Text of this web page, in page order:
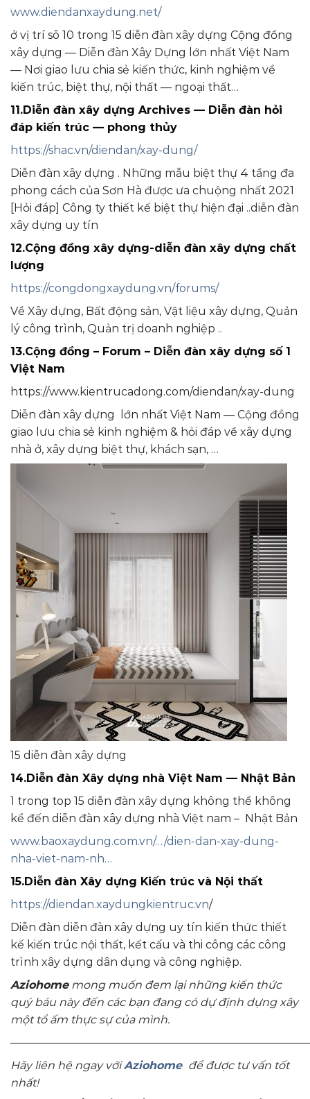
www.diendanxaydung.net/
ở vị trí sô 10 trong 15 diễn đàn xây dựng Cộng đồng
xây dựng — Diễn đàn Xây Dựng lớn nhất Việt Nam
— Nơi giao lưu chia sẻ kiến thức, kinh nghiệm về
kiến trúc, biệt thự, nội thất — ngoại thất…
11.Diễn đàn xây dựng Archives — Diễn đàn hỏi
đáp kiến trúc — phong thủy
https://shac.vn/diendan/xay-dung/
Diễn đàn xây dựng . Những mẫu biệt thự 4 tầng đa
phong cách của Sơn Hà được ưa chuộng nhất 2021
[Hỏi đáp] Công ty thiết kế biệt thự hiện đại ..diễn đàn
xây dựng uy tín
12.Cộng đồng xây dựng-diễn đàn xây dựng chất
lượng
https://congdongxaydung.vn/forums/
Về Xây dựng, Bất động sản, Vật liệu xây dựng, Quản
lý công trình, Quản trị doanh nghiệp ..
13.Cộng đồng – Forum – Diễn đàn xây dựng số 1
Việt Nam
https://www.kientrucadong.com/diendan/xay-dung
Diễn đàn xây dựng lớn nhất Việt Nam — Cộng đồng
giao lưu chia sẻ kinh nghiệm & hỏi đáp về xây dựng
nhà ở, xây dựng biệt thự, khách sạn, …
15 diễn đàn xây dựng
14.Diễn đàn Xây dựng nhà Việt Nam — Nhật Bản
1 trong top 15 diễn đàn xây dựng không thể không
kể đến diễn đàn xây dựng nhà Việt nam – Nhật Bản
www.baoxaydung.com.vn/…/dien-dan-xay-dung-
nha-viet-nam-nh…
15.Diễn đàn Xây dựng Kiến trúc và Nội thất
https://diendan.xaydungkientruc.vn/
Diễn đàn diễn đàn xây dựng uy tín kiến thức thiết
kế kiến trúc nội thất, kết cấu và thi công các công
trình xây dựng dân dụng và công nghiệp.
Aziohomemong muốn đem lại những kiến thức
quý báu này đến các bạn đang có dự định dựng xây
một tổ ấm thực sự của mình.
Hãy liên hệ ngay vớiAziohome để được tư vấn tốt
nhất!